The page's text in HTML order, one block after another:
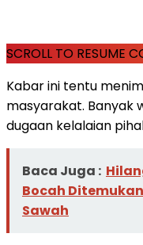
SCROLL TO RESUME
Kabar ini tentu
masyarakat. Banyak
dugaan kelalaian
Baca Juga :
Bocah
Sawah